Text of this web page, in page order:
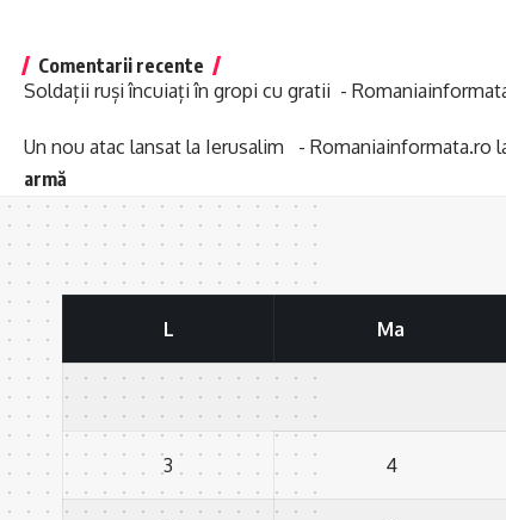
Comentarii recente
Soldații ruși încuiați în gropi cu gratii -
Un nou atac lansat la Ierusalim - Romaniainformata.ro
armă
L Ma
3 4